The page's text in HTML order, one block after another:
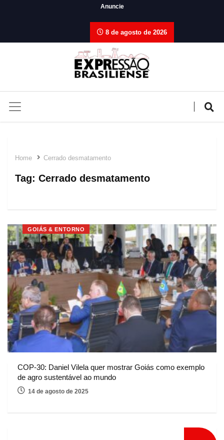
Anuncie
8 de agosto de 2026
Home Cerrado desmatamento
Tag: Cerrado desmatamento
GOIÁS & ENTORNO
COP-30: Daniel Vilela quer mostrar Goiás como exemplo
de agro sustentável ao mundo
14 de agosto de 2025